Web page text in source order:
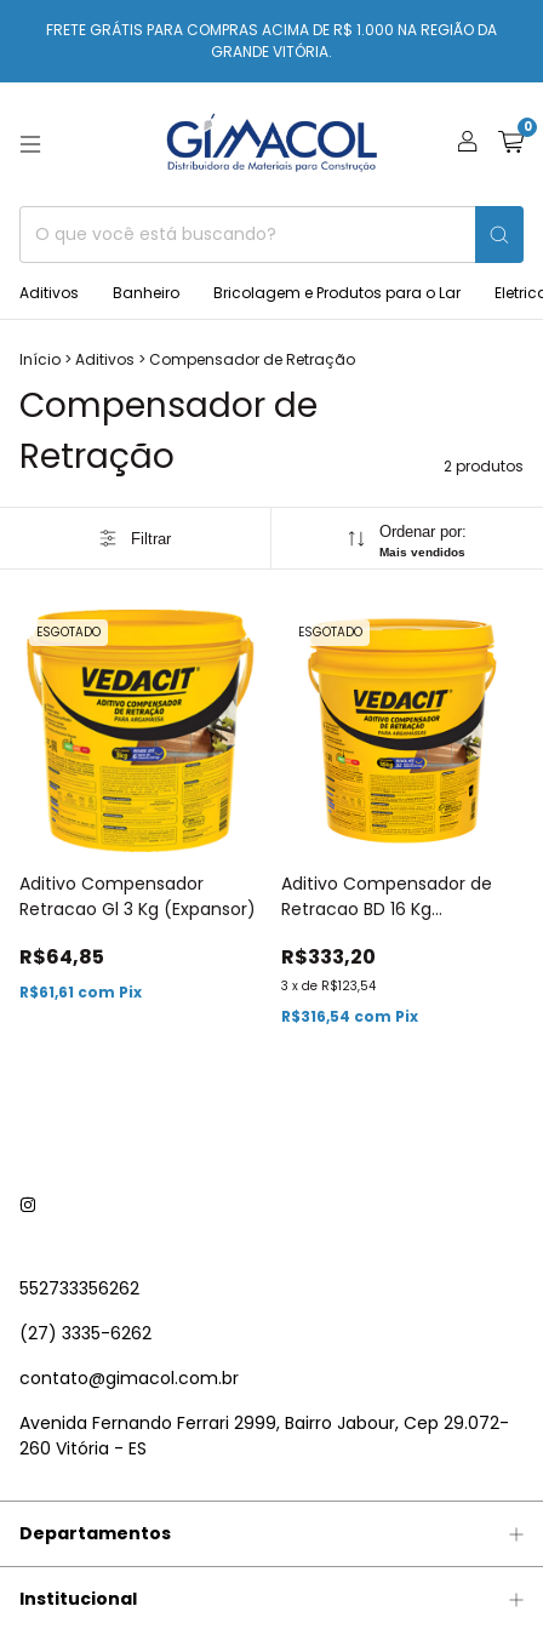
FRETE GRÁTIS PARA COMPRAS ACIMA DE R$ 1.000 NA REGIÃO DA
GRANDE VITÓRIA.
0
Aditivos Banheiro Bricolagem e Produtos para o Lar
Início > Aditivos > Compensador de Retração
Compensador de
Retração
2 produtos
Filtrar Ordenar por:
Mais vendidos
ESGOTADO
Aditivo Compensador
Retracao Gl 3 Kg (Expansor)
R$64,85
R$61,61 com Pix
ESGOTADO
Aditivo Compensador de
Retracao BD 16 Kg
R$333,20
3 x de R$123,54
R$316,54 com Pix
552733356262
(27) 3335-6262
contato@gimacol.com.br
Avenida Fernando Ferrari 2999, Bairro Jabour, Cep 29.072-
260 Vitória - ES
Departamentos
Institucional